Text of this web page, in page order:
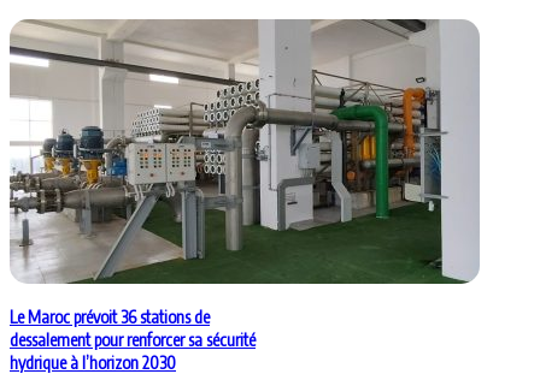
Le Maroc prévoit 36 stations de
dessalement pour renforcer sa sécurité
hydrique à l’horizon 2030